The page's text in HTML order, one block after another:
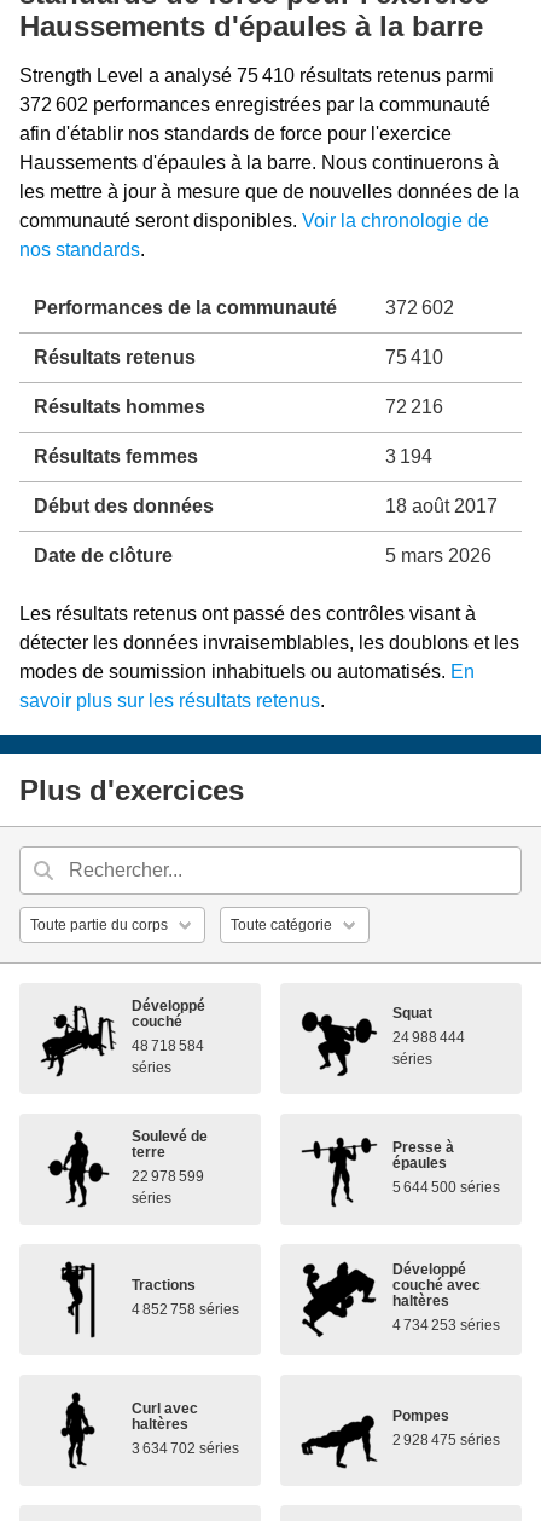
Haussements d'épaules à la barre
Strength Level a analysé 75 410 résultats retenus parmi
372 602 performances enregistrées par la communauté
afin d'établir nos standards de force pour l'exercice
Haussements d'épaules à la barre. Nous continuerons à
les mettre à jour à mesure que de nouvelles données de la
communauté seront disponibles. Voir la chronologie de
nos standards.
Performances de la communauté 372 602
Résultats retenus 75 410
Résultats hommes 72 216
Résultats femmes 3 194
Début des données 18 août 2017
Date de clôture 5 mars 2026
Les résultats retenus ont passé des contrôles visant à
détecter les données invraisemblables, les doublons et les
modes de soumission inhabituels ou automatisés. En
savoir plus sur les résultats retenus.
Plus d'exercices
Développé
couché
48 718 584
séries
Squat
24 988 444
séries
Soulevé de
terre
22 978 599
séries
Presse à
épaules
5 644 500 séries
Tractions
4 852 758 séries
Développé
couché avec
haltères
4 734 253 séries
Curl avec
haltères
3 634 702 séries
Pompes
2 928 475 séries